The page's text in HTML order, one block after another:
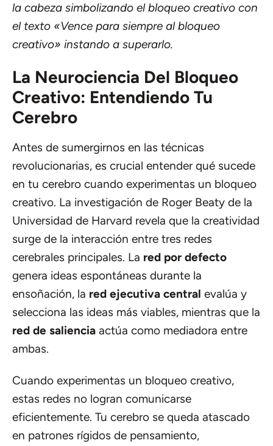
la cabeza simbolizando el bloqueo creativo con
el texto «Vence para siempre al bloqueo
creativo» instando a superarlo.
La Neurociencia Del Bloqueo
Creativo: Entendiendo Tu
Cerebro
Antes de sumergirnos en las técnicas
revolucionarias, es crucial entender qué sucede
en tu cerebro cuando experimentas un bloqueo
creativo. La investigación de Roger Beaty de la
Universidad de Harvard revela que la creatividad
surge de la interacción entre tres redes
cerebrales principales. La red por defecto
genera ideas espontáneas durante la
ensoñación, la red ejecutiva central evalúa y
selecciona las ideas más viables, mientras que la
red de saliencia actúa como mediadora entre
ambas.
Cuando experimentas un bloqueo creativo,
estas redes no logran comunicarse
eficientemente. Tu cerebro se queda atascado
en patrones rígidos de pensamiento,